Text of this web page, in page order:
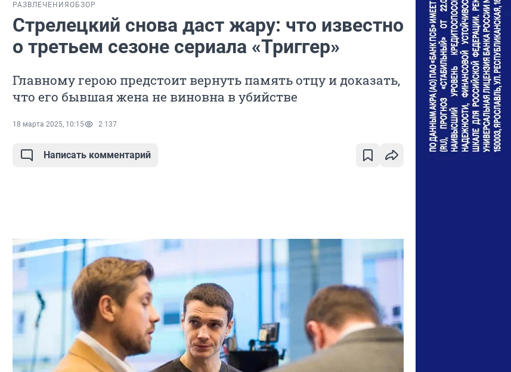
РАЗВЛЕЧЕНИЯ ОБЗОР
Стрелецкий снова даст жару: что известно
о третьем сезоне сериала «Триггер»
Главному герою предстоит вернуть память отцу и доказать,
что его бывшая жена не виновна в убийстве
18 марта 2025, 10:15 2 137
Написать комментарий